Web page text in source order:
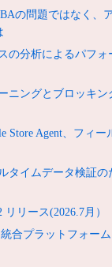
の問題ではなく、
の分析によるパフォ
ニングとブロッキン
Store Agent、フィー
タイムデータ検証の
リリース(2026.7月）
合プラットフォーム